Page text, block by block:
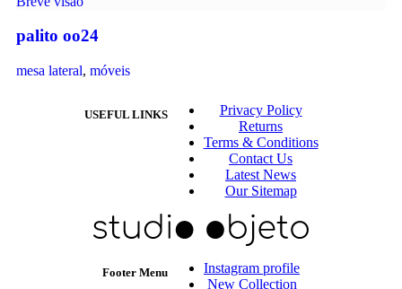
palito oo24
mesa lateral, móveis
USEFUL LINKS
Privacy Policy
Returns
Terms & Conditions
Contact Us
Latest News
Our Sitemap
Footer Menu
Instagram profile
New Collection